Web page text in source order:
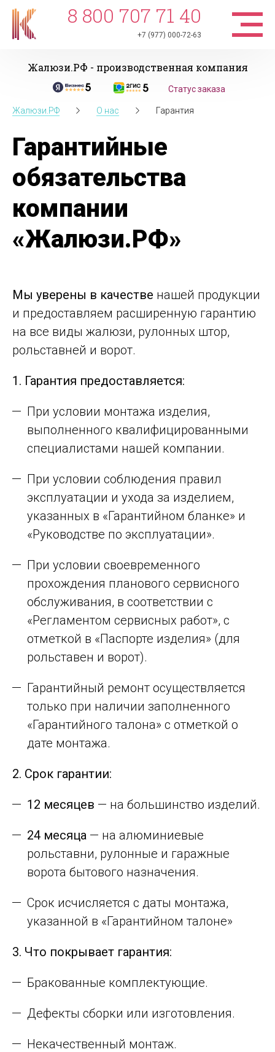
8 800 707 71 40
+7 (977) 000-72-63
Жалюзи.РФ - производственная компания
Статус заказа
Жалюзи.РФ О нас Гарантия
Гарантийные
обязательства
компании
«Жалюзи.РФ»
Мы уверены в качестве нашей продукции
и предоставляем расширенную гарантию
на все виды жалюзи, рулонных штор,
рольставней и ворот.
1. Гарантия предоставляется:
При условии монтажа изделия,
выполненного квалифицированными
специалистами нашей компании.
При условии соблюдения правил
эксплуатации и ухода за изделием,
указанных в «Гарантийном бланке» и
«Руководстве по эксплуатации».
При условии своевременного
прохождения планового сервисного
обслуживания, в соответствии с
«Регламентом сервисных работ», с
отметкой в «Паспорте изделия» (для
рольставен и ворот).
Гарантийный ремонт осуществляется
только при наличии заполненного
«Гарантийного талона» с отметкой о
дате монтажа.
2. Срок гарантии:
12 месяцев — на большинство изделий.
24 месяца — на алюминиевые
рольставни, рулонные и гаражные
ворота бытового назначения.
Срок исчисляется с даты монтажа,
указанной в «Гарантийном талоне»
3. Что покрывает гарантия:
Бракованные комплектующие.
Дефекты сборки или изготовления.
Некачественный монтаж.